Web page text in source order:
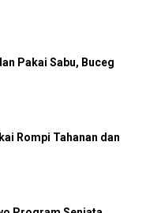
Pakai Sabu, Buceg
Rompi Tahanan dan